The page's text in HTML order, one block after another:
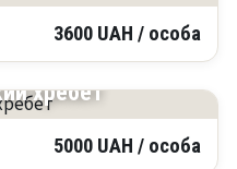
3600 UAH / особа
хребет
5000 UAH / особа